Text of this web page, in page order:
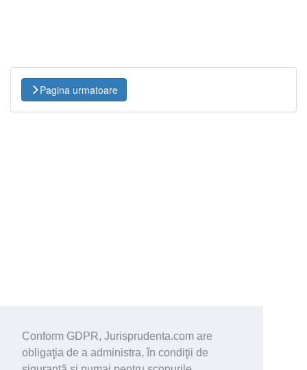
Conform GDPR, Jurisprudenta.com are
obligaţia de a administra, în condiţii de
Pagina urmatoare